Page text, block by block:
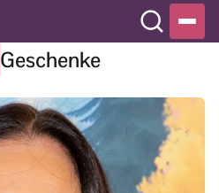
Geschenke